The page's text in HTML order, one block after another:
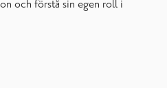
och förstå sin egen roll i